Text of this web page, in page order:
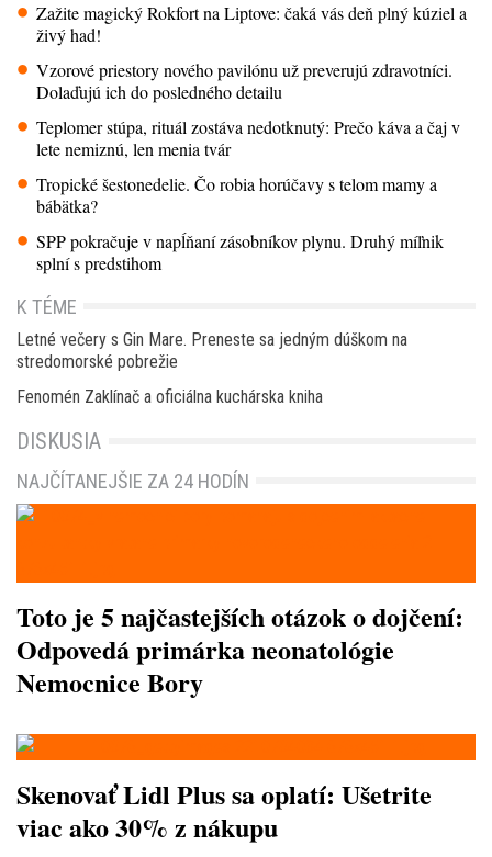
Zažite magický Rokfort na Liptove: čaká vás deň plný kúziel a
živý had!
Vzorové priestory nového pavilónu už preverujú zdravotníci.
Dolaďujú ich do posledného detailu
Teplomer stúpa, rituál zostáva nedotknutý: Prečo káva a čaj v
lete nemiznú, len menia tvár
Tropické šestonedelie. Čo robia horúčavy s telom mamy a
bábätka?
SPP pokračuje v napĺňaní zásobníkov plynu. Druhý míľnik
splní s predstihom
K TÉME
Letné večery s Gin Mare. Preneste sa jedným dúškom na
stredomorské pobrežie
Fenomén Zaklínač a oficiálna kuchárska kniha
DISKUSIA
NAJČÍTANEJŠIE ZA 24 HODÍN
Toto je 5 najčastejších otázok o dojčení:
Odpovedá primárka neonatológie
Nemocnice Bory
Skenovať Lidl Plus sa oplatí: Ušetrite
viac ako 30% z nákupu